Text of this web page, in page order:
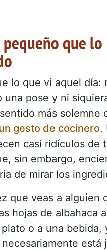
que lo
lo que vi aquel día:
una pose y ni
más solemne
gesto de cocinero.
casi ridículos de
sin embargo,
de mirar los
que veas a alguien
hojas de albahaca
o a una bebida,
está